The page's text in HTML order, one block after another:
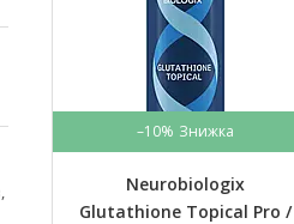
–10%
Neurobiologix
Glutathione Topical Pro /